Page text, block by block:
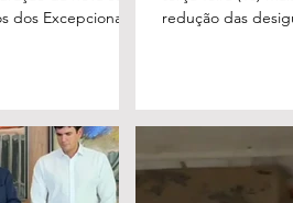
dos Excepcionais,
inclusão, educação
às
estrutura foi
dese
redução das
entre países ricos
desafios se
internacional
prosperidade de